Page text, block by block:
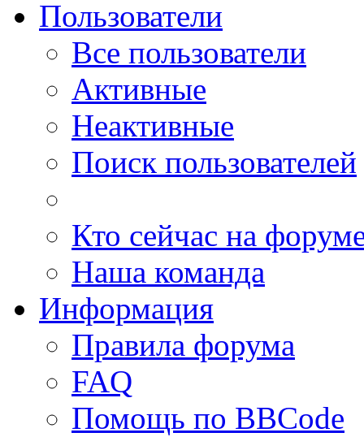
Пользователи
Все пользователи
Активные
Неактивные
Поиск пользователей
Кто сейчас на
Наша команда
Информация
Правила форума
FAQ
Помощь по BBCode